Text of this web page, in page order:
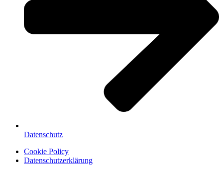
Datenschutz
Cookie Policy
Datenschutzerklärung